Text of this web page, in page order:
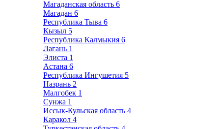
Магаданская область 6
Магадан 6
Республика Тыва 6
Кызыл 5
Республика Калмыкия 6
Лагань 1
Элиста 1
Астана 6
Республика Ингушетия 5
Назрань 2
Малгобек 1
Сунжа 1
Иссык-Кульская область 4
Каракол 4